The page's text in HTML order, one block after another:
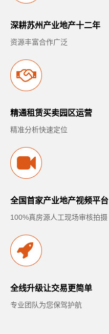
深耕苏州产业地产十二年
资源丰富合作广泛
精通租赁买卖园区运营
精准分析快速定位
全国首家产业地产视频平台
100%真房源人工现场审核拍摄
全线升级让交易更简单
专业团队为您保驾护航